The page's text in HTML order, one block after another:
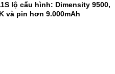
lộ cấu hình: Dimensity 9500,
và pin hơn 9.000mAh